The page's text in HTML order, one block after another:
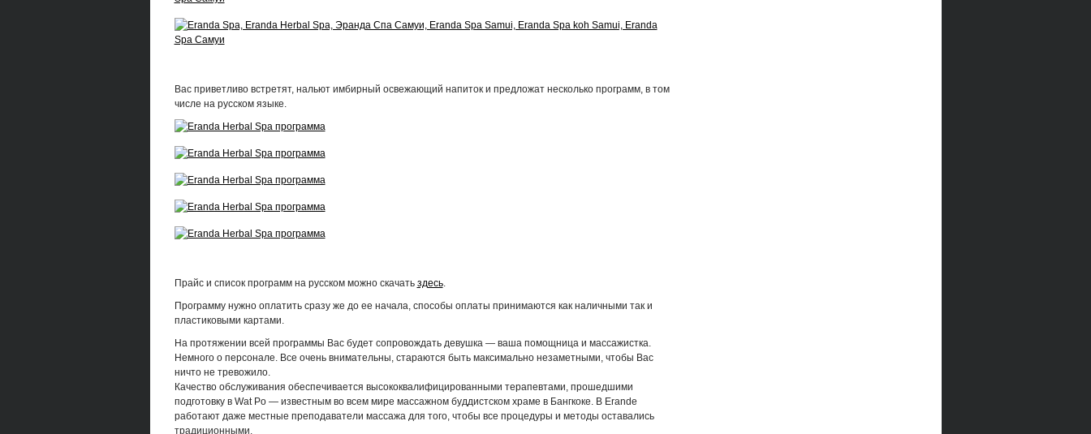
Вас приветливо встретят, нальют имбирный освежающий напиток и предложат несколько программ, в том
числе на русском языке.
Прайс и список программ на русском можно скачать здесь.
Программу нужно оплатить сразу же до ее начала, способы оплаты принимаются как наличными так и
пластиковыми картами.
На протяжении всей программы Вас будет сопровождать девушка — ваша помощница и массажистка.
Немного о персонале. Все очень внимательны, стараются быть максимально незаметными, чтобы Вас
ничто не тревожило.
Качество обслуживания обеспечивается высококвалифицированными терапевтами, прошедшими
подготовку в Wat Po — известным во всем мире массажном буддистском храме в Бангкоке. В Erande
работают даже местные преподаватели массажа для того, чтобы все процедуры и методы оставались
традиционными.